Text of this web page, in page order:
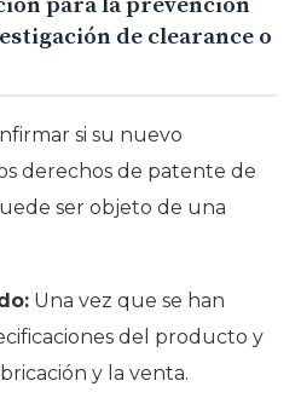
para la prevención
de clearance o
si su nuevo
derechos de patente de
ser objeto de una
Una vez que se han
del producto y
y la venta.